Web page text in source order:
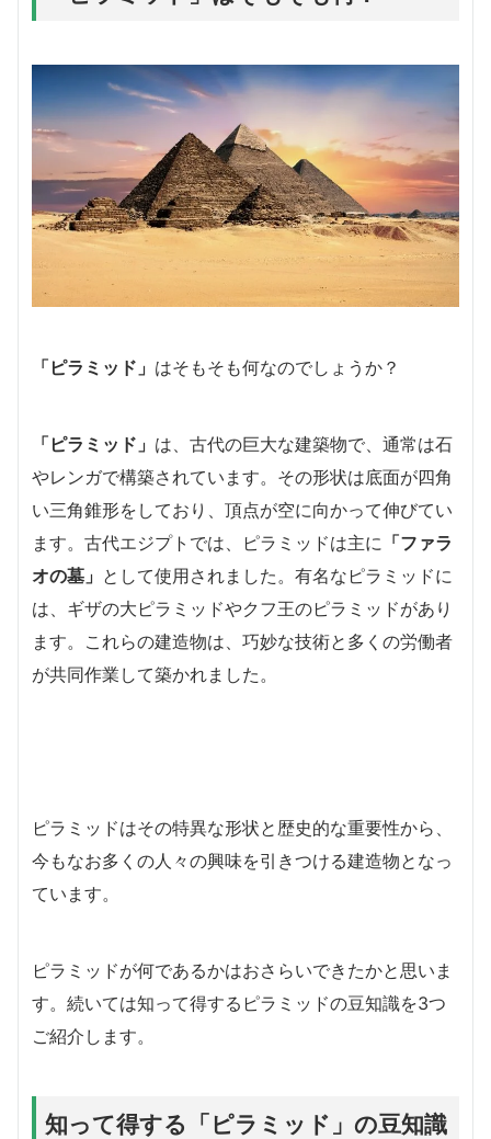
「ピラミッド」 はそもそも何なのでしょうか？
「ピラミッド」 は、古代の巨大な建築物で、通常は石
やレンガで構築されています。その形状は底面が四角
い三角錐形をしており、頂点が空に向かって伸びてい
ます。古代エジプトでは、ピラミッドは主に 「ファラ
オの墓」 として使用されました。有名なピラミッドに
は、ギザの大ピラミッドやクフ王のピラミッドがあり
ます。これらの建造物は、巧妙な技術と多くの労働者
が共同作業して築かれました。
ピラミッドはその特異な形状と歴史的な重要性から、
今もなお多くの人々の興味を引きつける建造物となっ
ています。
ピラミッドが何であるかはおさらいできたかと思いま
す。続いては知って得するピラミッドの豆知識を3つ
ご紹介します。
知って得する「ピラミッド」の豆知識